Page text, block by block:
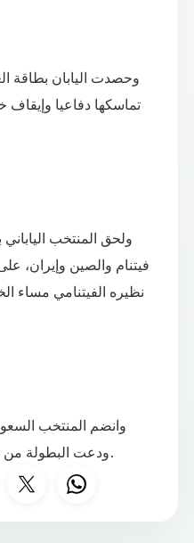
وحصدت اليابان بطاقة
تماسكها دفاعيا
ولحق المنتخب
فيتنام والصين وإيران،
نظيره الفيتنامي مساء
وانضم المنتخب
ودعت البطولة من هذا الدور، وهي، الأردن وعمان.